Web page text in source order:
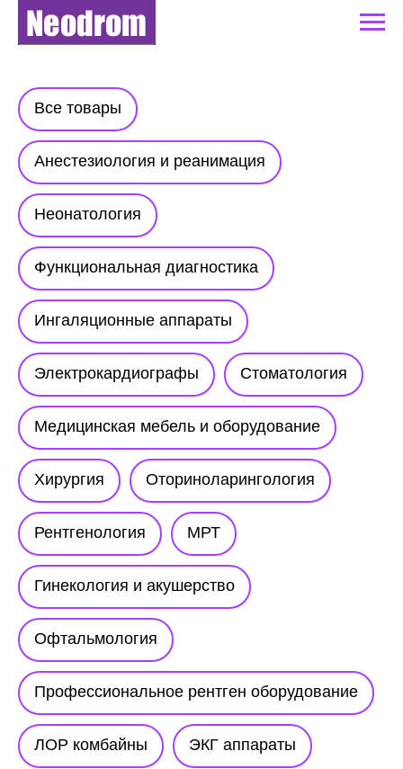
Все товары
Анестезиология и реанимация
Неонатология
Функциональная диагностика
Ингаляционные аппараты
Электрокардиографы Стоматология
Медицинская мебель и оборудование
Хирургия Оториноларингология
Рентгенология МРТ
Гинекология и акушерство
Офтальмология
Профессиональное рентген оборудование
ЛОР комбайны ЭКГ аппараты